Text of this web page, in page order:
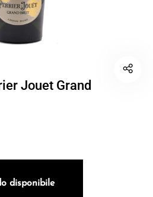
Jouet Grand
disponibile